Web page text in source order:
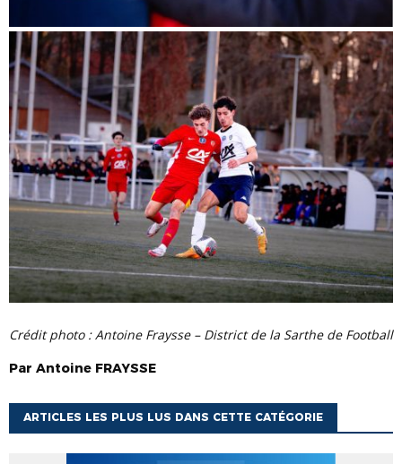
Crédit photo : Antoine Fraysse – District de la Sarthe de Football
Par Antoine FRAYSSE
ARTICLES LES PLUS LUS DANS CETTE CATÉGORIE